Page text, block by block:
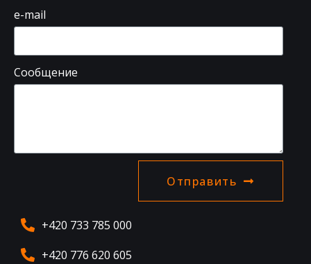
e-mail
Сообщение
Отправить
+420 733 785 000
+420 776 620 605